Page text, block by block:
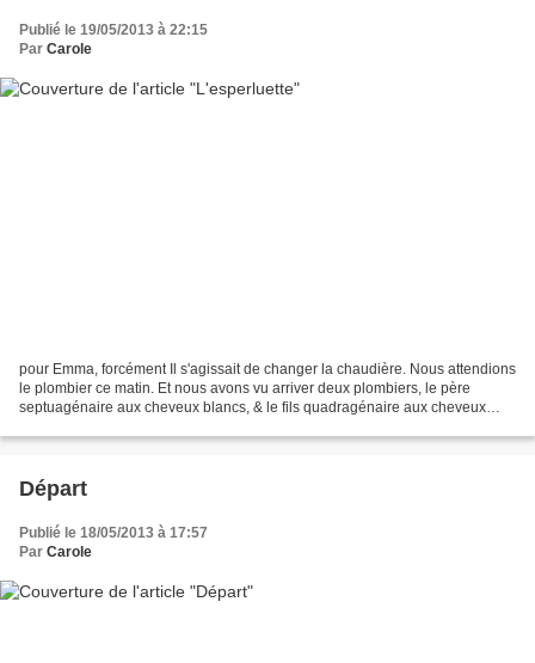
Publié le 19/05/2013 à 22:15
Par Carole
pour Emma, forcément Il s'agissait de changer la chaudière. Nous attendions
le plombier ce matin. Et nous avons vu arriver deux plombiers, le père
septuagénaire aux cheveux blancs, & le fils quadragénaire aux cheveux
Départ
Publié le 18/05/2013 à 17:57
Par Carole